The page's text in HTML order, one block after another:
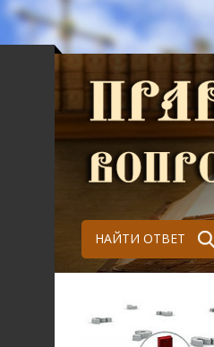
НАЙТИ ОТВЕТ